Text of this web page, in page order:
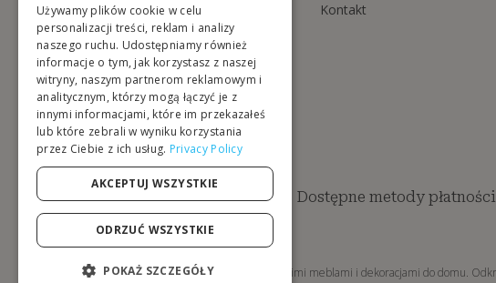
Kontakt
Dostępne metody płatności
MyFaktory to Twój sklep internetowy z designerskimi meblami i dekoracjami do domu.
DUTCH
GERMAN
ITALIAN
PORTUGUESE
SPANISH
POLISH
Używamy plików cookie w celu
personalizacji treści, reklam i analizy
naszego ruchu. Udostępniamy również
informacje o tym, jak korzystasz z naszej
witryny, naszym partnerom reklamowym i
analitycznym, którzy mogą łączyć je z
innymi informacjami, które im przekazałeś
lub które zebrali w wyniku korzystania
przez Ciebie z ich usług. Privacy Policy
AKCEPTUJ WSZYSTKIE
ODRZUĆ WSZYSTKIE
POKAŻ SZCZEGÓŁY